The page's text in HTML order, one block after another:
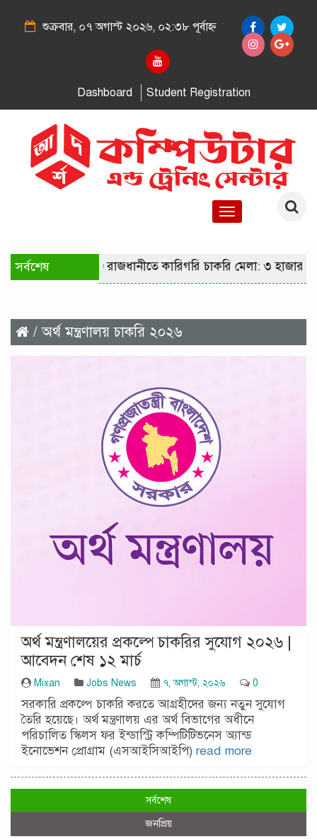
শুক্রবার, ০৭ অগাস্ট ২০২৬, ০২:৩৮ পূর্বাহ্ন
Dashboard Student Registration
Toggle
সর্বশেষ রাজধানীতে কারিগরি চাকরি মেলা: ৩ হাজার
/ অর্থ মন্ত্রণালয় চাকরি ২০২৬
অর্থ মন্ত্রণালয়ের প্রকল্পে চাকরির সুযোগ ২০২৬ |
আবেদন শেষ ১২ মার্চ
Mixan Jobs News ৭, অগাস্ট, ২০২৬ 0
সরকারি প্রকল্পে চাকরি করতে আগ্রহীদের জন্য নতুন সুযোগ
তৈরি হয়েছে। অর্থ মন্ত্রণালয় এর অর্থ বিভাগের অধীনে
পরিচালিত স্কিলস ফর ইন্ডাস্ট্রি কম্পিটিটিভনেস অ্যান্ড
ইনোভেশন প্রোগ্রাম (এসআইসিআইপি) read more
সর্বশেষ
জনপ্রিয়